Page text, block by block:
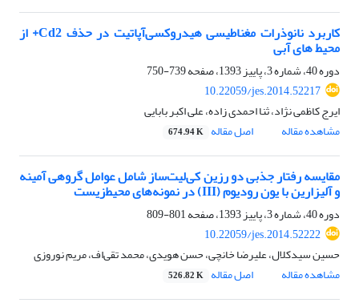
کاربرد نانوذرات مغناطیسی هیدروکسی‌آپاتیت در حذف Cd2+ از
محیط‌ های آبی
دوره 40، شماره 3، پاییز 1393، صفحه
739-750
10.22059/jes.2014.52217
ایرج کاظمی نژاد، ثنا احمدی زاده، علی اکبر بابایی
مشاهده مقاله
اصل مقاله 674.94 K
مقایسه رفتار جذبی دو رزین کی‌لیت‌ساز شامل عوامل گروهی آمینه
و آلیزارین با یون رودیوم (III) در نمونه‌های محیط‌زیست
دوره 40، شماره 3، پاییز 1393، صفحه
801-809
10.22059/jes.2014.52222
حسین سیدکلال، علیرضا خانچی، حسن هویدی، محمد تقی‌اف، مریم نوروزی
مشاهده مقاله
اصل مقاله 526.82 K